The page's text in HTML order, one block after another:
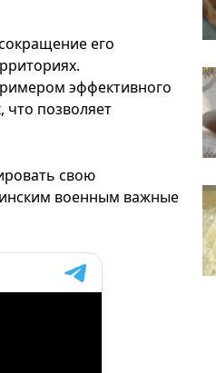
его
эффективного
что позволяет
свою
военным важные